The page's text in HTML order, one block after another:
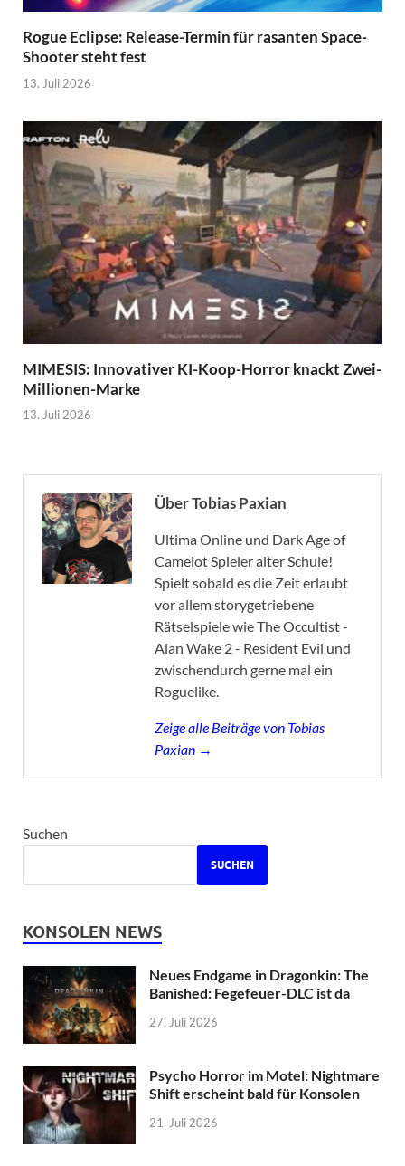
Rogue Eclipse: Release-Termin für rasanten Space-
Shooter steht fest
13. Juli 2026
MIMESIS: Innovativer KI-Koop-Horror knackt Zwei-
Millionen-Marke
13. Juli 2026
Über Tobias Paxian
Ultima Online und Dark Age of
Camelot Spieler alter Schule!
Spielt sobald es die Zeit erlaubt
vor allem storygetriebene
Rätselspiele wie The Occultist -
Alan Wake 2 - Resident Evil und
zwischendurch gerne mal ein
Roguelike.
Zeige alle Beiträge von Tobias
Paxian →
Suchen
SUCHEN
KONSOLEN NEWS
Neues Endgame in Dragonkin: The
Banished: Fegefeuer-DLC ist da
27. Juli 2026
Psycho Horror im Motel: Nightmare
Shift erscheint bald für Konsolen
21. Juli 2026